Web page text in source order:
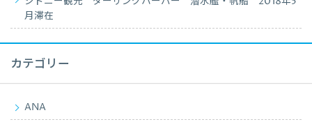
月滞在
カテゴリー
ANA